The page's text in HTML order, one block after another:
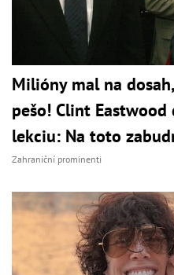
Milióny mal na
pešo! Clint
lekciu: Na toto
Zahraniční prominenti